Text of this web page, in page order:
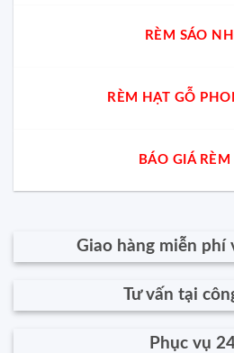
RÈM SÁO
RÈM HẠT GỖ
BÁO GIÁ RÈM
Giao hàng miễn phí
Tư vấn tại
Phục vụ